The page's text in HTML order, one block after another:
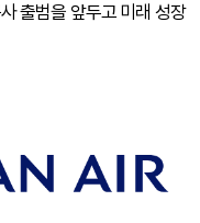
출범을 앞두고 미래 성장